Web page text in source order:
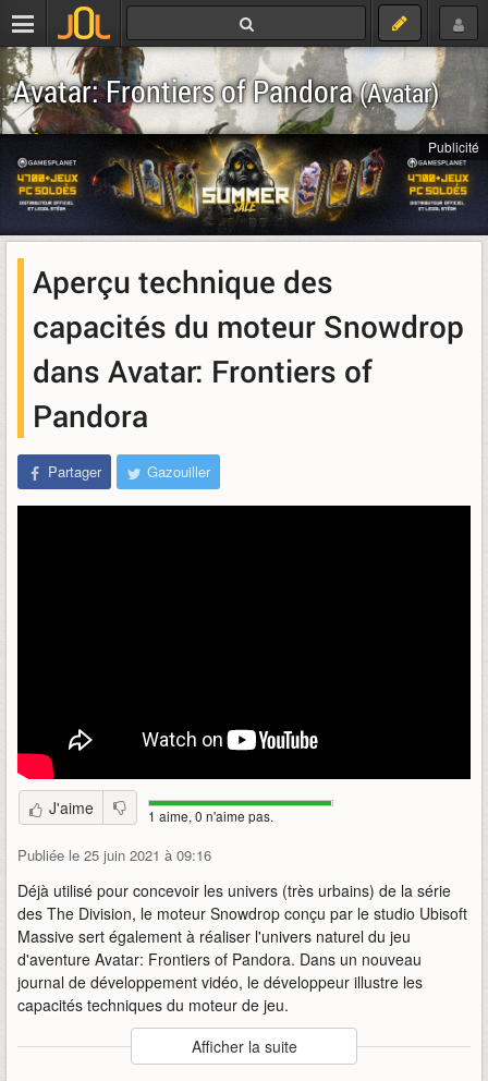
Avatar: Frontiers of Pandora(Avatar)
Télécharger Publicité
Aperçu technique des
capacités du moteur Snowdrop
dans Avatar: Frontiers of
Pandora
Partager Gazouiller
J'aime 1 aime, 0 n'aime pas.
Publiée le 25 juin 2021 à 09:16
Déjà utilisé pour concevoir les univers (très urbains) de la série
des The Division, le moteur Snowdrop conçu par le studio Ubisoft
Massive sert également à réaliser l'univers naturel du jeu
d'aventure Avatar: Frontiers of Pandora. Dans un nouveau
journal de développement vidéo, le développeur illustre les
capacités techniques du moteur de jeu.
Auteur
Ubisoft Massive
: Uther
Afficher la suite